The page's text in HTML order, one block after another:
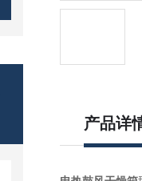
产品详